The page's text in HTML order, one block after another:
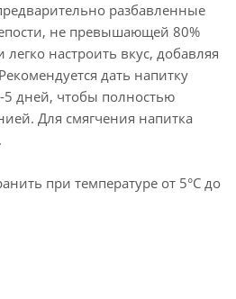
разбавленные
не превышающей 80%
настроить вкус, добавляя
дать напитку
5 дней, чтобы полностью
Для смягчения напитка
при температуре от 5°С до